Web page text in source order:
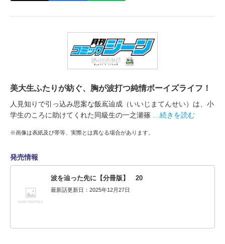
美大生ふたりが紡ぐ、胸が波打つ純情ボーイズライフ！
人見知りで引っ込み思案な飯嶌辿成（いいじまてんせい）は、小
学生のころに助けてくれた同級生の一之瀬篠
…続きを読む
※画像は表紙及び帯等、実際とは異なる場合があります。
発売情報
波を辿った先に【分冊版】 20
最新話更新日：2025年12月27日